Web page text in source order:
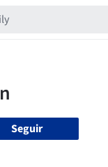
Seguir